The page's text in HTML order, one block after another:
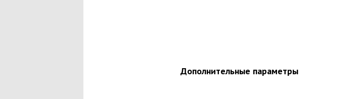
Дополнительные параметры